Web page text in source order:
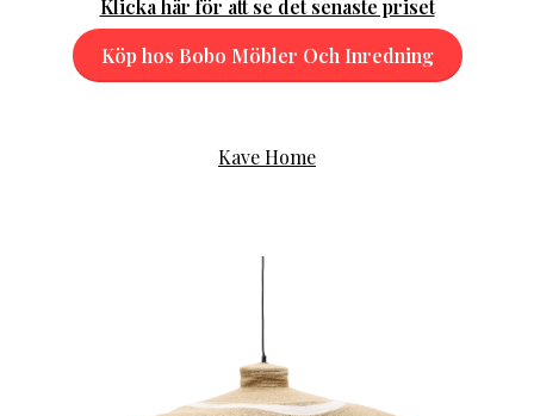
Klicka här för att se det senaste priset
Köp hos Bobo Möbler Och Inredning
Kave Home